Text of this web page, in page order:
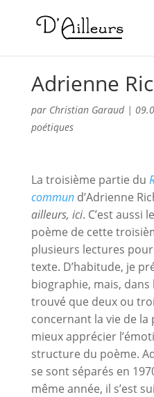
Adrienne
par Christian Garaud|
poétiques
La troisième partie du
commund’Adrienne
ailleurs, ici. C’est aussi
poème de cette
plusieurs lectures
texte. D’habitude, je
biographie, mais, dans
trouvé que deux ou
concernant la vie de la
mieux apprécier
structure du poème.
se sont séparés en
même année, il s’est